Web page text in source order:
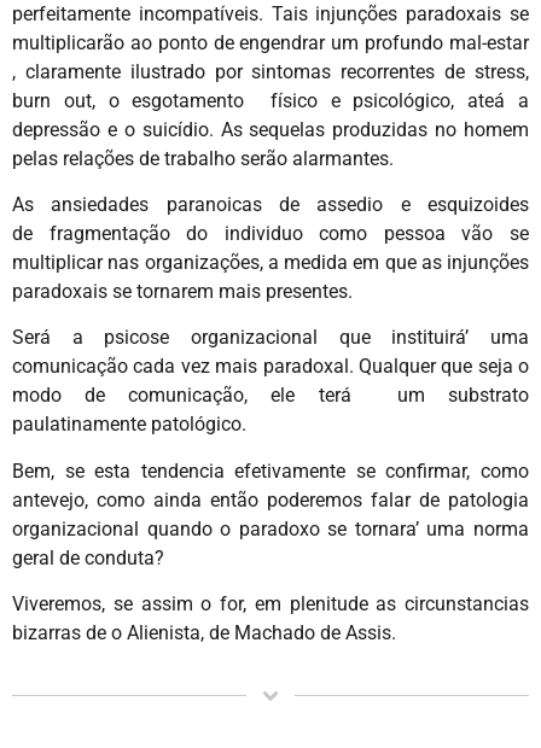
perfeitamente incompatíveis. Tais injunções paradoxais se
multiplicarão ao ponto de engendrar um profundo mal-estar
, claramente ilustrado por sintomas recorrentes de stress,
burn out, o esgotamento físico e psicológico, ateá a
depressão e o suicídio. As sequelas produzidas no homem
pelas relações de trabalho serão alarmantes.
As ansiedades paranoicas de assedio e esquizoides
de fragmentação do individuo como pessoa vão se
multiplicar nas organizações, a medida em que as injunções
paradoxais se tornarem mais presentes.
Será a psicose organizacional que instituirá’ uma
comunicação cada vez mais paradoxal. Qualquer que seja o
modo de comunicação, ele terá um substrato
paulatinamente patológico.
Bem, se esta tendencia efetivamente se confirmar, como
antevejo, como ainda então poderemos falar de patologia
organizacional quando o paradoxo se tornara’ uma norma
geral de conduta?
Viveremos, se assim o for, em plenitude as circunstancias
bizarras de o Alienista, de Machado de Assis.